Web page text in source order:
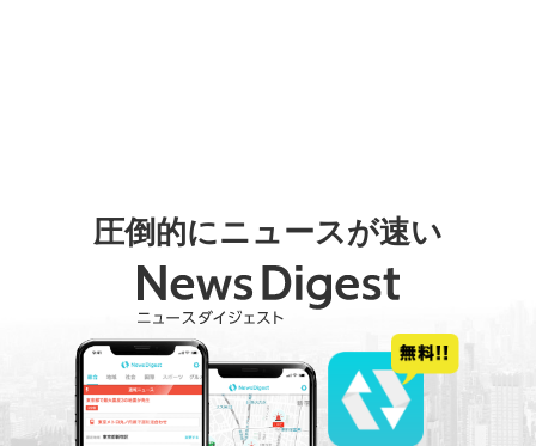
圧倒的にニュースが速い